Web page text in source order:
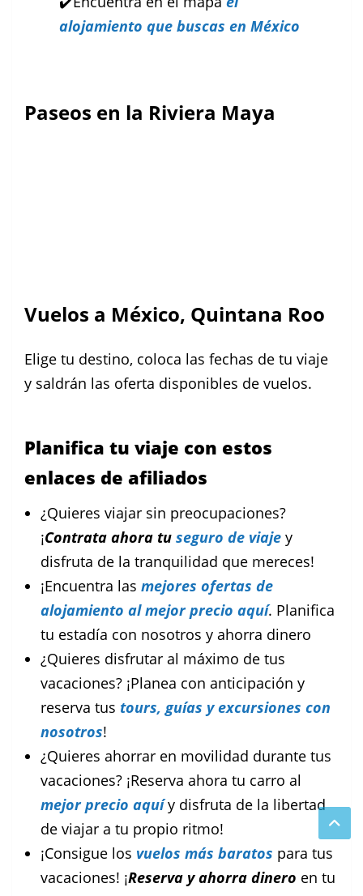
alojamiento que buscas en México
Paseos en la Riviera Maya
Vuelos a México, Quintana Roo
Elige tu destino, coloca las fechas de tu viaje
y saldrán las oferta disponibles de vuelos.
Planifica tu viaje con estos
enlaces de afiliados
¿Quieres viajar sin preocupaciones?
¡Contrata ahora tu seguro de viaje y
disfruta de la tranquilidad que mereces!
¡Encuentra las mejores ofertas de
alojamiento al mejor precio aquí. Planifica
tu estadía con nosotros y ahorra dinero
¿Quieres disfrutar al máximo de tus
vacaciones? ¡Planea con anticipación y
reserva tus tours, guías y excursiones con
nosotros!
¿Quieres ahorrar en movilidad durante tus
vacaciones? ¡Reserva ahora tu carro al
mejor precio aquíy disfruta de la libertad
de viajar a tu propio ritmo!
¡Consigue los vuelos más baratos para tus
vacaciones! ¡Reserva y ahorra dinero en tu